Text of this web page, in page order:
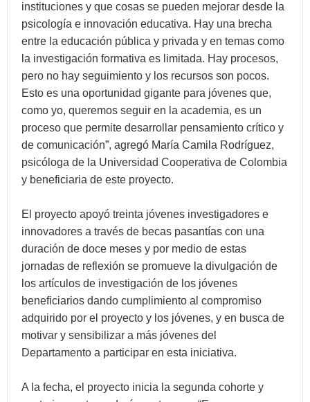
instituciones y que cosas se pueden mejorar desde la
psicología e innovación educativa. Hay una brecha
entre la educación pública y privada y en temas como
la investigación formativa es limitada. Hay procesos,
pero no hay seguimiento y los recursos son pocos.
Esto es una oportunidad gigante para jóvenes que,
como yo, queremos seguir en la academia, es un
proceso que permite desarrollar pensamiento crítico y
de comunicación”, agregó María Camila Rodríguez,
psicóloga de la Universidad Cooperativa de Colombia
y beneficiaria de este proyecto.
El proyecto apoyó treinta jóvenes investigadores e
innovadores a través de becas pasantías con una
duración de doce meses y por medio de estas
jornadas de reflexión se promueve la divulgación de
los artículos de investigación de los jóvenes
beneficiarios dando cumplimiento al compromiso
adquirido por el proyecto y los jóvenes, y en busca de
motivar y sensibilizar a más jóvenes del
Departamento a participar en esta iniciativa.
A la fecha, el proyecto inicia la segunda cohorte y